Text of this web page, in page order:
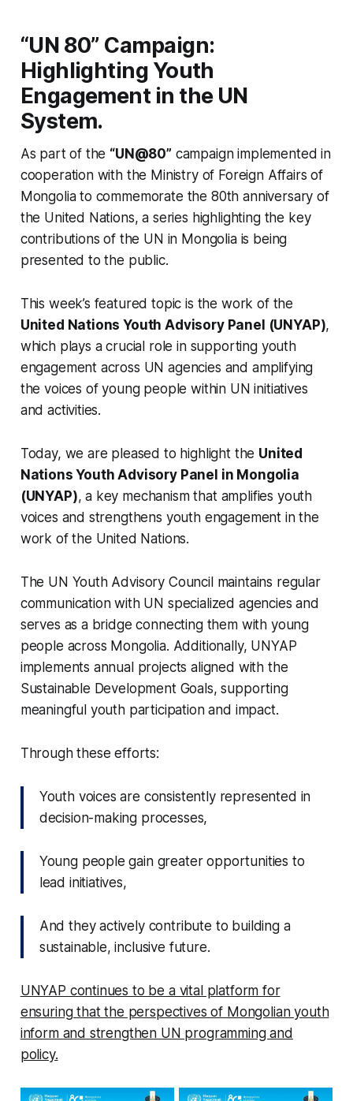
“UN 80” Campaign:
Highlighting Youth
Engagement in the UN
System.
As part of the “UN@80” campaign implemented in
cooperation with the Ministry of Foreign Affairs of
Mongolia to commemorate the 80th anniversary of
the United Nations, a series highlighting the key
contributions of the UN in Mongolia is being
presented to the public.
This week’s featured topic is the work of the
United Nations Youth Advisory Panel (UNYAP),
which plays a crucial role in supporting youth
engagement across UN agencies and amplifying
the voices of young people within UN initiatives
and activities.
Today, we are pleased to highlight the United
Nations Youth Advisory Panel in Mongolia
(UNYAP), a key mechanism that amplifies youth
voices and strengthens youth engagement in the
work of the United Nations.
The UN Youth Advisory Council maintains regular
communication with UN specialized agencies and
serves as a bridge connecting them with young
people across Mongolia. Additionally, UNYAP
implements annual projects aligned with the
Sustainable Development Goals, supporting
meaningful youth participation and impact.
Through these efforts:
Youth voices are consistently represented in
decision-making processes,
Young people gain greater opportunities to
lead initiatives,
And they actively contribute to building a
sustainable, inclusive future.
UNYAP continues to be a vital platform for
ensuring that the perspectives of Mongolian youth
inform and strengthen UN programming and
policy.